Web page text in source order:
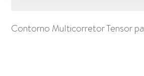
Contorno Multicorretor Tensor